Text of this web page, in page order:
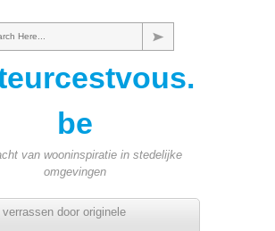
Here...
be
van wooninspiratie in stedelijke
omgevingen
verrassen door originele